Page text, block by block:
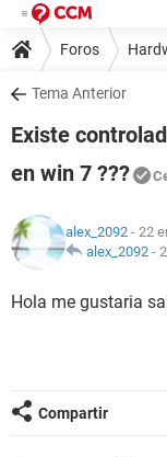
Foros
Tema Anterior
Existe
en win 7 ???
alex_2092 - 22
alex_2092 -
Hola me gustaria
Compartir